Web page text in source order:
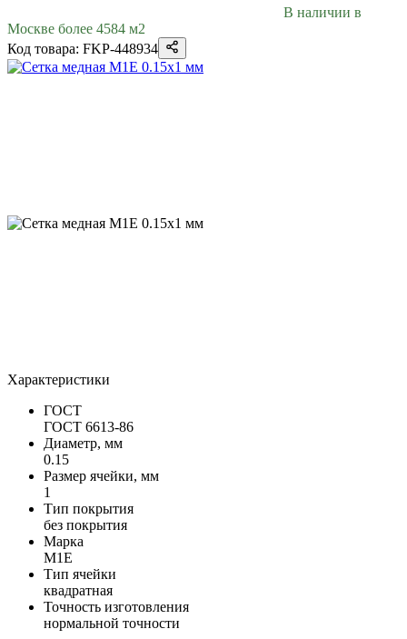
В наличии в
Москве более 4584 м2
Код товара: FKP-448934
Характеристики
ГОСТ
ГОСТ 6613-86
Диаметр, мм
0.15
Размер ячейки, мм
1
Тип покрытия
без покрытия
Марка
М1Е
Тип ячейки
квадратная
Точность изготовления
нормальной точности